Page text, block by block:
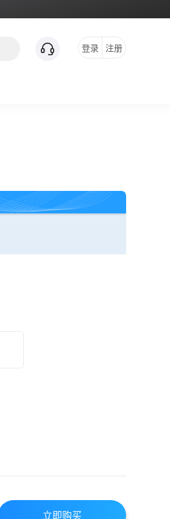
登录 注册
立即购买